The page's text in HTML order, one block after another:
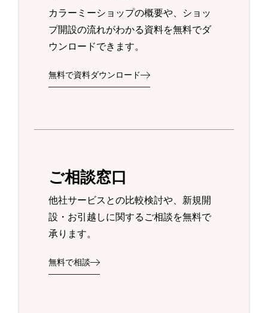
カラーミーショップの概要や、ショッ
プ開設の流れがわかる資料を無料でダ
ウンロードできます。
無料で資料ダウンロード
ご相談窓口
他社サービスとの比較検討や、新規開
設・お引越しに関するご相談を無料で
承ります。
無料で相談